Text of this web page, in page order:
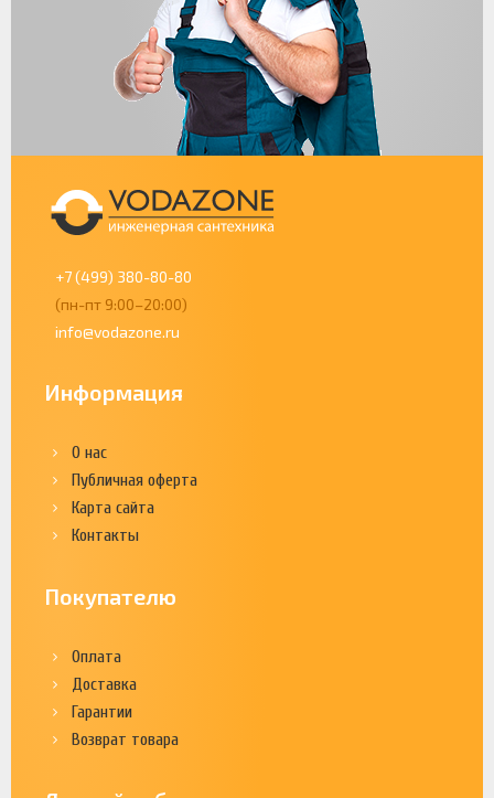
+7 (499) 380-80-80
(пн-пт 9:00–20:00)
info@vodazone.ru
Информация
О нас
Публичная оферта
Карта сайта
Контакты
Покупателю
Оплата
Доставка
Гарантии
Возврат товара